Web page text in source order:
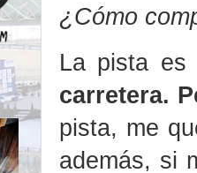
¿Cómo
La pista
carretera.
pista, me
además, si